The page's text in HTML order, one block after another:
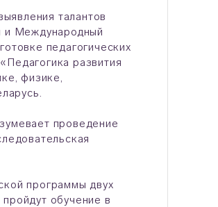
талантов
и Международный
педагогических
развития
физике,
проведение
программы двух
обучение в